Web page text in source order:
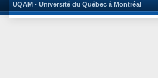
UQAM - Université du Québec à Montréal